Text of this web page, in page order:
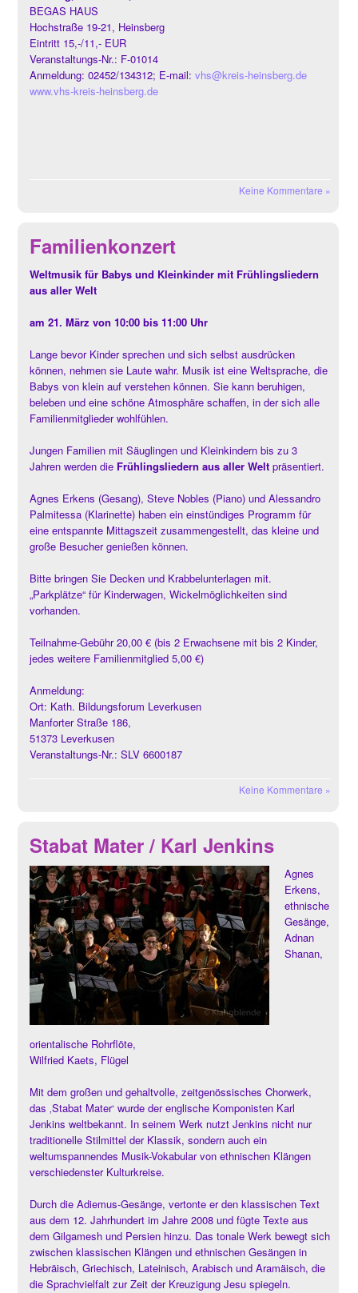
BEGAS HAUS
Hochstraße 19-21, Heinsberg
Eintritt 15,-/11,- EUR
Veranstaltungs-Nr.: F-01014
Anmeldung: 02452/134312; E-mail: vhs@kreis-heinsberg.de
www.vhs-kreis-heinsberg.de
Keine Kommentare »
Familienkonzert
Weltmusik für Babys und Kleinkinder mit Frühlingsliedern
aus aller Welt
am 21. März von 10:00 bis 11:00 Uhr
Lange bevor Kinder sprechen und sich selbst ausdrücken
können, nehmen sie Laute wahr. Musik ist eine Weltsprache, die
Babys von klein auf verstehen können. Sie kann beruhigen,
beleben und eine schöne Atmosphäre schaffen, in der sich alle
Familienmitglieder wohlfühlen.
Jungen Familien mit Säuglingen und Kleinkindern bis zu 3
Jahren werden die Frühlingsliedern aus aller Weltpräsentiert.
Agnes Erkens (Gesang), Steve Nobles (Piano) und Alessandro
Palmitessa (Klarinette) haben ein einstündiges Programm für
eine entspannte Mittagszeit zusammengestellt, das kleine und
große Besucher genießen können.
Bitte bringen Sie Decken und Krabbelunterlagen mit.
„Parkplätze“ für Kinderwagen, Wickelmöglichkeiten sind
vorhanden.
Teilnahme-Gebühr 20,00 € (bis 2 Erwachsene mit bis 2 Kinder,
jedes weitere Familienmitglied 5,00 €)
Anmeldung:
Ort: Kath. Bildungsforum Leverkusen
Manforter Straße 186,
51373 Leverkusen
Veranstaltungs-Nr.: SLV 6600187
Keine Kommentare »
Stabat Mater / Karl Jenkins
Agnes
Erkens,
ethnische
Gesänge,
Adnan
Shanan,
orientalische Rohrflöte,
Wilfried Kaets, Flügel
Mit dem großen und gehaltvolle, zeitgenössisches Chorwerk,
das ‚Stabat Mater‘ wurde der englische Komponisten Karl
Jenkins weltbekannt. In seinem Werk nutzt Jenkins nicht nur
traditionelle Stilmittel der Klassik, sondern auch ein
weltumspannendes Musik-Vokabular von ethnischen Klängen
verschiedenster Kulturkreise.
Durch die Adiemus-Gesänge, vertonte er den klassischen Text
aus dem 12. Jahrhundert im Jahre 2008 und fügte Texte aus
dem Gilgamesh und Persien hinzu. Das tonale Werk bewegt sich
zwischen klassischen Klängen und ethnischen Gesängen in
Hebräisch, Griechisch, Lateinisch, Arabisch und Aramäisch, die
die Sprachvielfalt zur Zeit der Kreuzigung Jesu spiegeln.